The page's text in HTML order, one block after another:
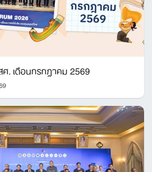
. เดือนกรกฎาคม 2569